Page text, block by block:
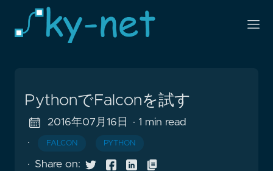
PythonでFalconを試す
2016年07月16日
· 1 min read
·
FALCON PYTHON
· Share on: